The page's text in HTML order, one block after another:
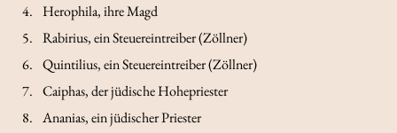
Herophila, ihre Magd
Rabirius, ein Steuereintreiber (Zöllner)
Quintilius, ein Steuereintreiber (Zöllner)
Caiphas, der jüdische Hohepriester
Ananias, ein jüdischer Priester